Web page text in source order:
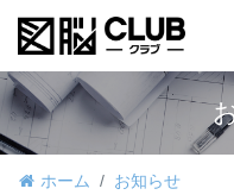
ホーム
お知らせ